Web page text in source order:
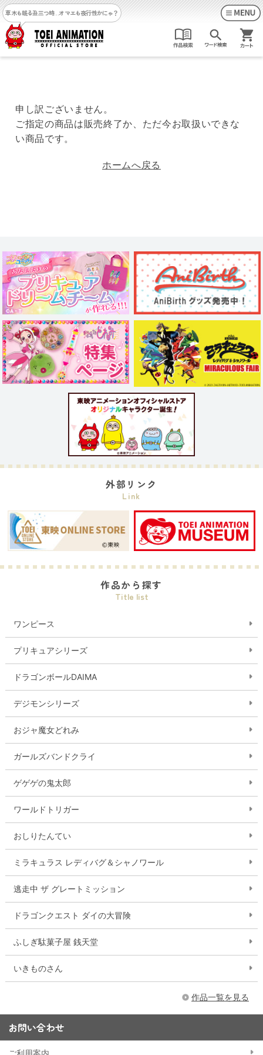
草木も眠る丑三つ時…オマエも夜行性かにゃ？
申し訳ございません。
ご指定の商品は販売終了か、ただ今お取扱いできな
い商品です。
ホームへ戻る
外部リンク
Link
作品から探す
Title list
ワンピース
プリキュアシリーズ
ドラゴンボールDAIMA
デジモンシリーズ
おジャ魔女どれみ
ガールズバンドクライ
ゲゲゲの鬼太郎
ワールドトリガー
おしりたんてい
ミラキュラス レディバグ＆シャノワール
逃走中 ザ グレートミッション
ドラゴンクエスト ダイの大冒険
ふしぎ駄菓子屋 銭天堂
いきものさん
作品一覧を見る
お問い合わせ
ご利用案内